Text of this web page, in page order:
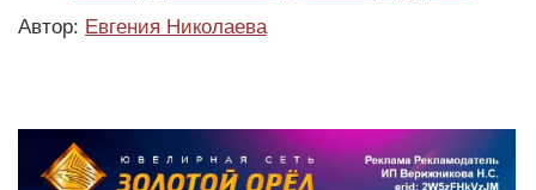
Автор: Евгения Николаева